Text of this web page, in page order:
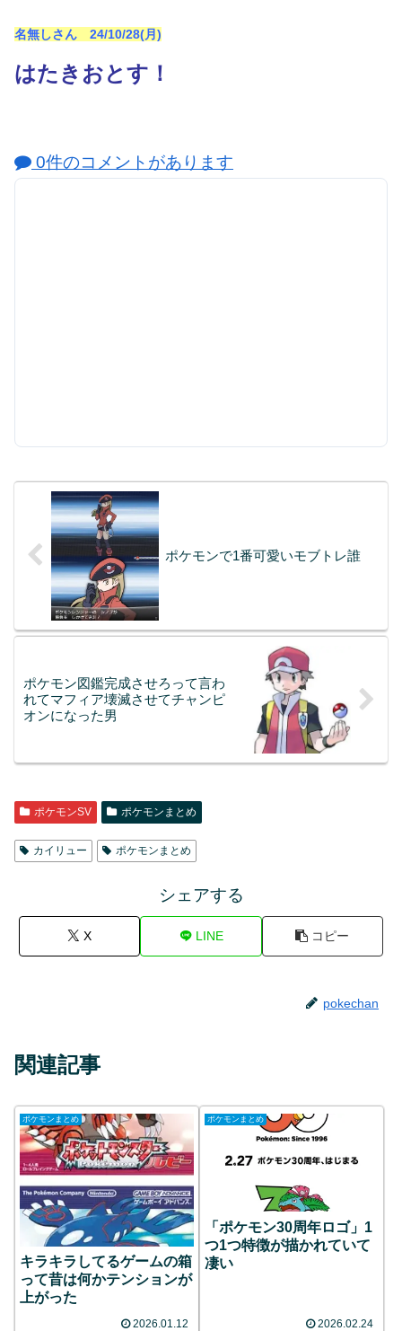
名無しさん 24/10/28(月)
はたきおとす！
0件のコメントがあります
ポケモンで1番可愛いモブトレ誰
ポケモン図鑑完成させろって言わ
れてマフィア壊滅させてチャンピ
オンになった男
ポケモンSV ポケモンまとめ
カイリュー ポケモンまとめ
シェアする
X LINE コピー
pokechan
関連記事
ポケモンまとめ
キラキラしてるゲームの箱
って昔は何かテンションが
上がった
2026.01.12
ポケモンまとめ
「ポケモン30周年ロゴ」1
つ1つ特徴が描かれていて
凄い
2026.02.24